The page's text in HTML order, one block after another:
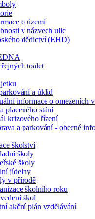
o území
v názvech ulic
dědictví (EHD)
toalet
a úklid
informace o omezeních
placeného stání
krizového řízení
a parkování - obecné
školství
školy
školy
jídelny
v přírodě
školního roku
škol
akční plán vzdělávání